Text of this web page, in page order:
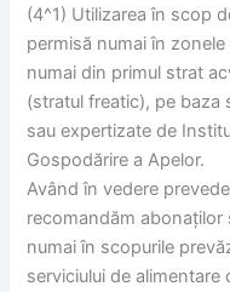
(4^1) Utilizarea în scop
permisă numai în
numai din primul strat
(stratul freatic), pe
sau expertizate de
Gospodărire a Apelor.
Având în vedere
recomandăm abonaților
numai în scopurile
serviciului de